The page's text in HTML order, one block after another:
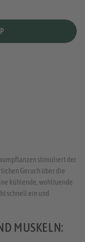
stimuliert der
Geruch über die
kühlende, wohltuende
schnell ein und
MUSKELN: